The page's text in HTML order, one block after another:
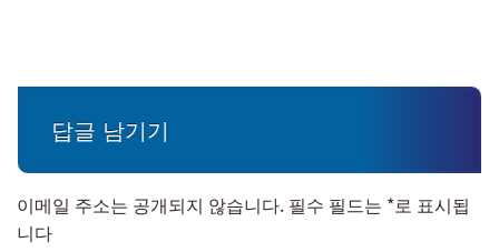
답글 남기기
이메일 주소는 공개되지 않습니다. 필수 필드는 *로 표시됩
니다